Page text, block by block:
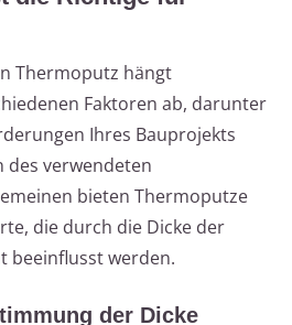
Thermoputz hängt
Faktoren ab, darunter
Ihres Bauprojekts
des verwendeten
bieten Thermoputze
die durch die Dicke der
beeinflusst werden.
der Dicke